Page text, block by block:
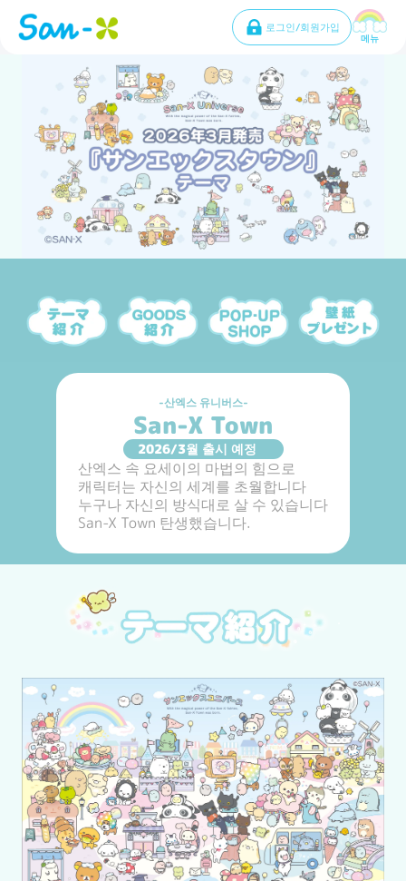
로그인/회원가입
메뉴
산엑스 유니버스
San-X Town
2026/3월 출시 예정
산엑스 속 요세이의 마법의 힘으로
캐릭터는 자신의 세계를 초월합니다
누구나 자신의 방식대로 살 수 있습니다
San-X Town 탄생했습니다.